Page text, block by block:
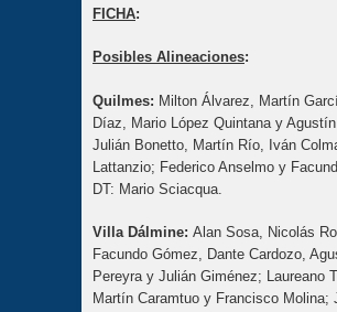
FICHA:
Posibles Alineaciones:
Quilmes: Milton Álvarez, Martín
Díaz, Mario López Quintana y
Julián Bonetto, Martín Río, Iván
Lattanzio; Federico Anselmo y
DT: Mario Sciacqua.
Villa Dálmine: Alan Sosa, Nicolás
Facundo Gómez, Dante Cardozo,
Pereyra y Julián Giménez; Laureano
Martín Caramtuo y Francisco Molina;